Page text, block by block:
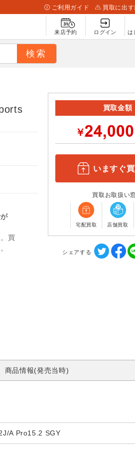
ご利用ガイド 買取に出す
来店予約 ログイン は
買
買取金額
￥
いますぐ
買取お取扱い
宅配買取 店舗買取
シェアする
商品情報(発売当時)
A Pro15.2 SGY